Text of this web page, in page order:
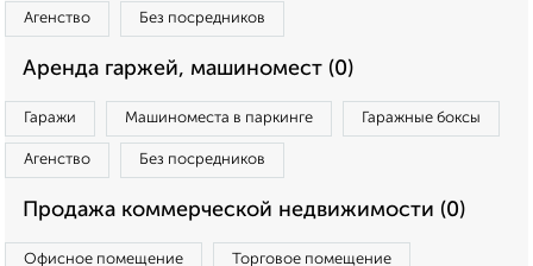
Агенство Без посредников
Аренда гаржей, машиномест (0)
Гаражи Машиноместа в паркинге Гаражные боксы
Агенство Без посредников
Продажа коммерческой недвижимости (0)
Офисное помещение Торговое помещение